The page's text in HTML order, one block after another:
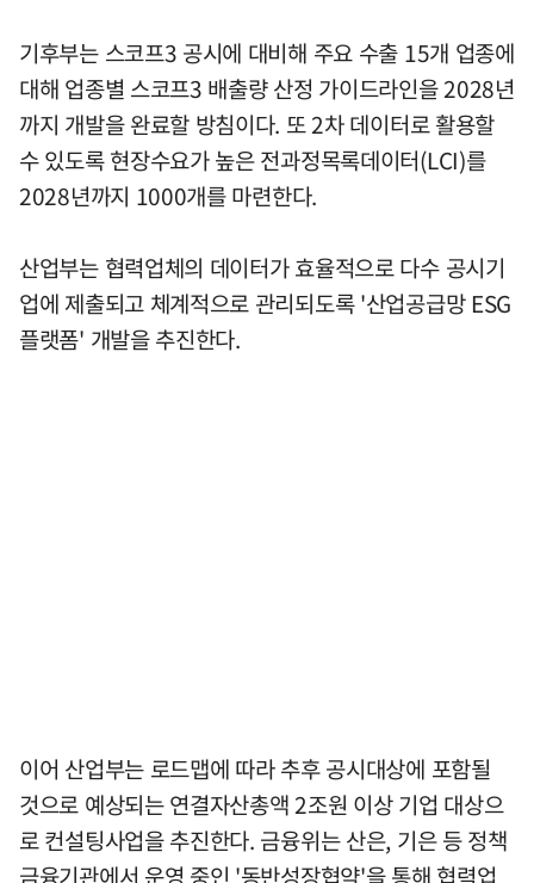
기후부는 스코프3 공시에 대비해 주요 수출 15개 업종에
대해 업종별 스코프3 배출량 산정 가이드라인을 2028년
까지 개발을 완료할 방침이다. 또 2차 데이터로 활용할
수 있도록 현장수요가 높은 전과정목록데이터(LCI)를
2028년까지 1000개를 마련한다.
산업부는 협력업체의 데이터가 효율적으로 다수 공시기
업에 제출되고 체계적으로 관리되도록 '산업공급망 ESG
플랫폼' 개발을 추진한다.
이어 산업부는 로드맵에 따라 추후 공시대상에 포함될
것으로 예상되는 연결자산총액 2조원 이상 기업 대상으
로 컨설팅사업을 추진한다. 금융위는 산은, 기은 등 정책
금융기관에서 운영 중인 '동반성장협약'을 통해 협력업